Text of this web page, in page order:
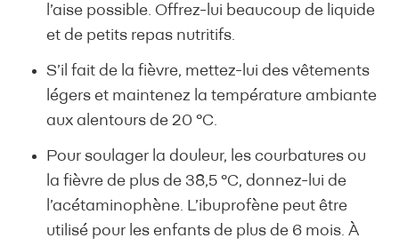
l’aise possible. Offrez-lui beaucoup de liquide
et de petits repas nutritifs.
S’il fait de la fièvre, mettez-lui des vêtements
légers et maintenez la température ambiante
aux alentours de 20 °C.
Pour soulager la douleur, les courbatures ou
la fièvre de plus de 38,5 °C, donnez-lui de
l’acétaminophène. L’ibuprofène peut être
utilisé pour les enfants de plus de 6 mois. À